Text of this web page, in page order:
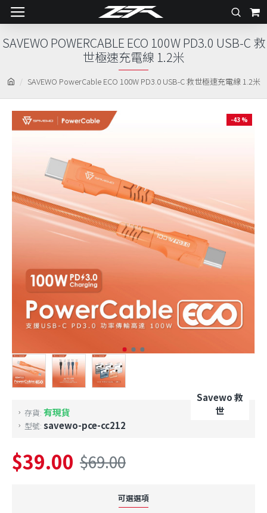
SAVEWO PowerCable ECO 100W PD3.0 USB-C 救世極速充電線 1.2米
SAVEWO POWERCABLE ECO 100W PD3.0 USB-C 救
世極速充電線 1.2米
-43 %
存貨: 有現貨
型號: savewo-pce-cc212
Savewo 救
世
$39.00 $69.00
可選選項